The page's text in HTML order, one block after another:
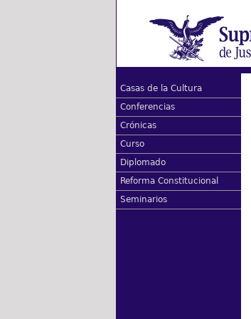
Casas de la Cultura
Conferencias
Crónicas
Curso
Diplomado
Reforma Constitucional
Seminarios